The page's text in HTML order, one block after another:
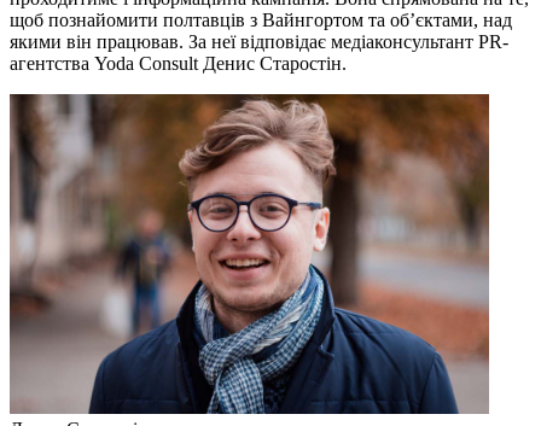
щоб познайомити полтавців з Вайнгортом та об’єктами, над
якими він працював. За неї відповідає медіаконсультант PR-
агентства Yoda Consult Денис Старостін.